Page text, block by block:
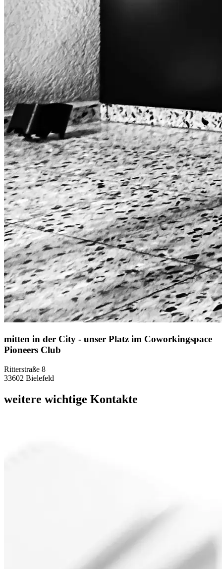
mitten in der City - unser Platz im Coworkingspace
Pioneers Club
Ritterstraße 8
33602 Bielefeld
weitere wichtige Kontakte